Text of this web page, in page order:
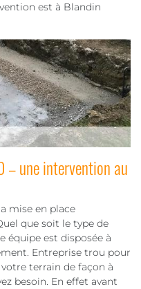
est à Blandin
une intervention au
mise en place
que soit le type de
équipe est disposée à
Entreprise trou pour
terrain de façon à
besoin. En effet avant